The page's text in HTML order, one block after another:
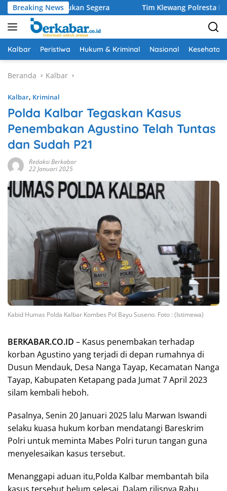
Langsung
ke
konten
Breaking News
Pengerukan Segera Tim Klewang Polresta Padang
Kalbar Peristiwa Hukum & Kriminal Nasional Kesehatan
Beranda Kalbar
Kalbar, Kriminal
Polda Kalbar Tegaskan Kasus
Penembakan Agustino Telah Tuntas
dan Sudah P21
Redaksi Berkabar
22 Januari 2025
Kabid Humas Polda Kalbar Kombes Pol Bayu Suseno. Foto : (Istimewa)
BERKABAR.CO.ID – Kasus penembakan terhadap
korban Agustino yang terjadi di depan rumahnya di
Dusun Mendauk, Desa Nanga Tayap, Kecamatan Nanga
Tayap, Kabupaten Ketapang pada Jumat 7 April 2023
silam kembali heboh.
Pasalnya, Senin 20 Januari 2025 lalu Marwan Iswandi
selaku kuasa hukum korban mendatangi Bareskrim
Polri untuk meminta Mabes Polri turun tangan guna
menyelesaikan kasus tersebut.
Menanggapi aduan itu,Polda Kalbar membantah bila